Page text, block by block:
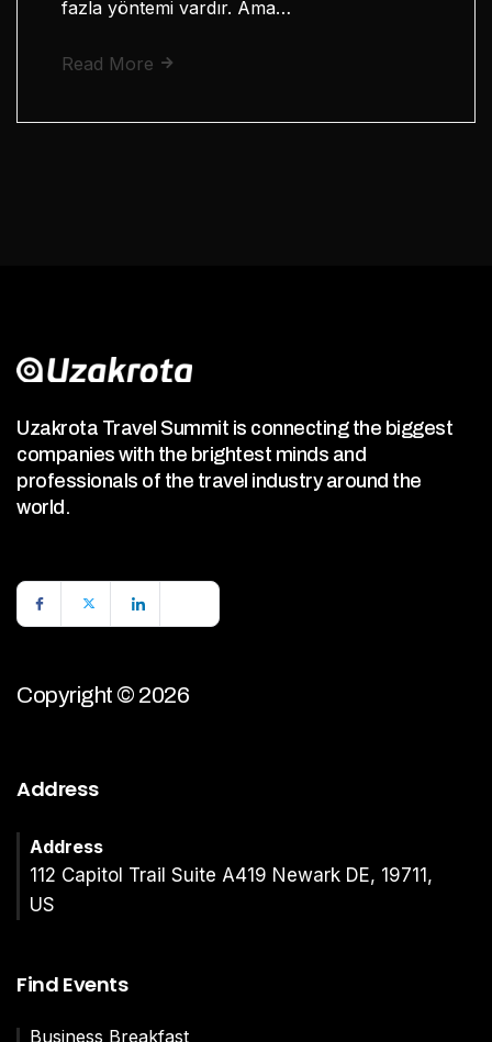
fazla yöntemi vardır. Ama…
Read More
Uzakrota Travel Summit is connecting the biggest
companies with the brightest minds and
professionals of the travel industry around the
world.
Copyright © 2026
Address
Address
112 Capitol Trail Suite A419 Newark DE, 19711,
US
Find Events
Business Breakfast